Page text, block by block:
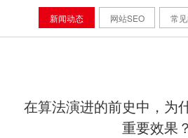
新闻动态 网站SEO 常
在算法演进的前史中，为
重要效果？